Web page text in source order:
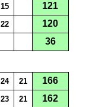
15 121
22 120
36
24 21 166
23 21 162